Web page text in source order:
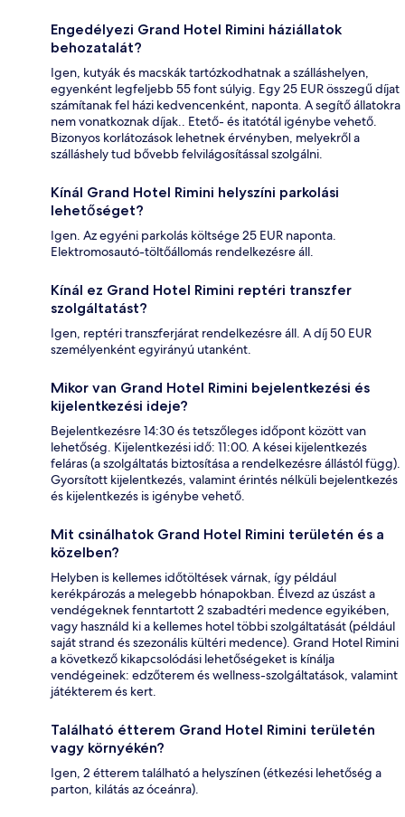
Engedélyezi Grand Hotel Rimini háziállatok
behozatalát?
Igen, kutyák és macskák tartózkodhatnak a szálláshelyen,
egyenként legfeljebb 55 font súlyig. Egy 25 EUR összegű díjat
számítanak fel házi kedvencenként, naponta. A segítő állatokra
nem vonatkoznak díjak.. Etető- és itatótál igénybe vehető.
Bizonyos korlátozások lehetnek érvényben, melyekről a
szálláshely tud bővebb felvilágosítással szolgálni.
Kínál Grand Hotel Rimini helyszíni parkolási
lehetőséget?
Igen. Az egyéni parkolás költsége 25 EUR naponta.
Elektromosautó-töltőállomás rendelkezésre áll.
Kínál ez Grand Hotel Rimini reptéri transzfer
szolgáltatást?
Igen, reptéri transzferjárat rendelkezésre áll. A díj 50 EUR
személyenként egyirányú utanként.
Mikor van Grand Hotel Rimini bejelentkezési és
kijelentkezési ideje?
Bejelentkezésre 14:30 és tetszőleges időpont között van
lehetőség. Kijelentkezési idő: 11:00. A kései kijelentkezés
feláras (a szolgáltatás biztosítása a rendelkezésre állástól függ).
Gyorsított kijelentkezés, valamint érintés nélküli bejelentkezés
és kijelentkezés is igénybe vehető.
Mit csinálhatok Grand Hotel Rimini területén és a
közelben?
Helyben is kellemes időtöltések várnak, így például
kerékpározás a melegebb hónapokban. Élvezd az úszást a
vendégeknek fenntartott 2 szabadtéri medence egyikében,
vagy használd ki a kellemes hotel többi szolgáltatását (például
saját strand és szezonális kültéri medence). Grand Hotel Rimini
a következő kikapcsolódási lehetőségeket is kínálja
vendégeinek: edzőterem és wellness-szolgáltatások, valamint
játékterem és kert.
Található étterem Grand Hotel Rimini területén
vagy környékén?
Igen, 2 étterem található a helyszínen (étkezési lehetőség a
parton, kilátás az óceánra).